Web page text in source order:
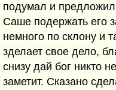
подумал и предложил
Саше подержать его
немного по склону и
зделает свое дело,
снизу дай бог никто не
заметит. Сказано